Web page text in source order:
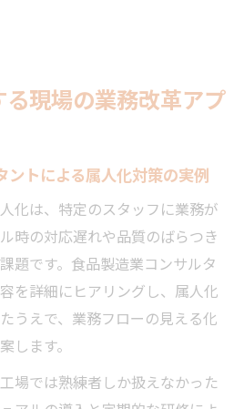
現場の業務改革アプ
ントによる属人化対策の実例
化は、特定のスタッフに業務が
時の対応遅れや品質のばらつき
題です。食品製造業コンサルタ
を詳細にヒアリングし、属人化
うえで、業務フローの見える化
します。
場では熟練者しか扱えなかった